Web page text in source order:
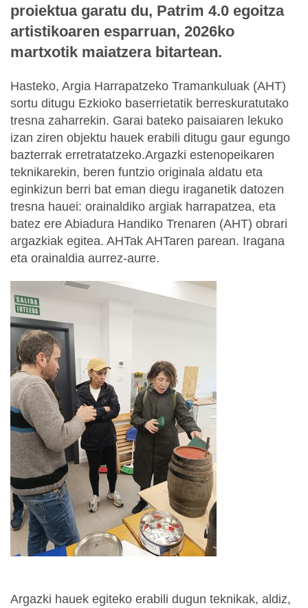
proiektua garatu du, Patrim 4.0 egoitza
artistikoaren esparruan, 2026ko
martxotik maiatzera bitartean.
Hasteko, Argia Harrapatzeko Tramankuluak (AHT)
sortu ditugu Ezkioko baserrietatik berreskuratutako
tresna zaharrekin. Garai bateko paisaiaren lekuko
izan ziren objektu hauek erabili ditugu gaur egungo
bazterrak erretratatzeko.Argazki estenopeikaren
teknikarekin, beren funtzio originala aldatu eta
eginkizun berri bat eman diegu iraganetik datozen
tresna hauei: orainaldiko argiak harrapatzea, eta
batez ere Abiadura Handiko Trenaren (AHT) obrari
argazkiak egitea. AHTak AHTaren parean. Iragana
eta orainaldia aurrez-aurre.
Argazki hauek egiteko erabili dugun teknikak, aldiz,